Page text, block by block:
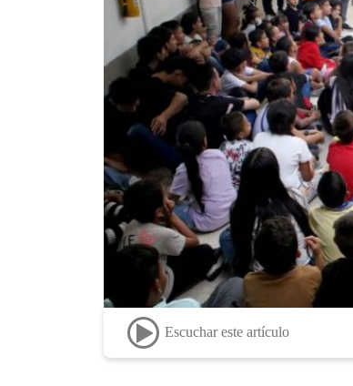
Escuchar este artículo